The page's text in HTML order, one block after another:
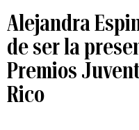
Alejandra
de ser la
Premios
Rico